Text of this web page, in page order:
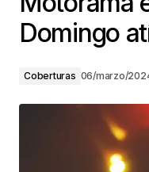
Domingo
Coberturas 06/marzo/